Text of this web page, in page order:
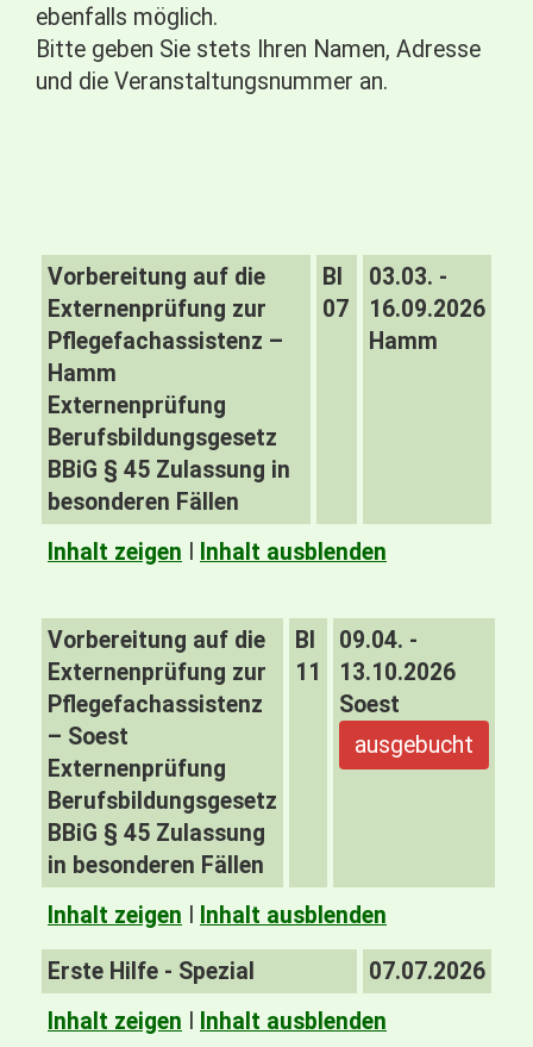
ebenfalls möglich.
Bitte geben Sie stets Ihren Namen, Adresse
und die Veranstaltungsnummer an.
Vorbereitung auf die
Externenprüfung zur
Pflegefachassistenz –
Hamm
Externenprüfung
Berufsbildungsgesetz
BBiG § 45 Zulassung in
besonderen Fällen
BI
07
03.03. -
16.09.2026
Hamm
Inhalt zeigen Inhalt ausblenden
Vorbereitung auf die
Externenprüfung zur
Pflegefachassistenz
– Soest
Externenprüfung
Berufsbildungsgesetz
BBiG § 45 Zulassung
in besonderen Fällen
BI
11
09.04. -
13.10.2026
Soest
ausgebucht
Inhalt zeigen Inhalt ausblenden
Erste Hilfe - Spezial
07.07.2026
Inhalt zeigen
Inhalt ausblenden